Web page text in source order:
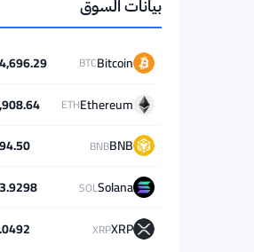
ديسمبر مع إشارات
1 دقائق قراءة · Aug 6, 2026
خطأ في محفظة
مليون دولار
1 دقائق قراءة · Aug 6, 2026
بيانات السوق